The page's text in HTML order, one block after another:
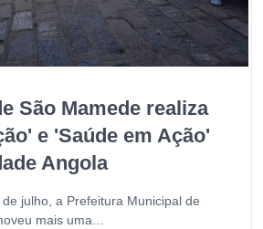
São Mamede realiza
e 'Saúde em Ação'
Angola
julho, a Prefeitura Municipal de
mais uma...